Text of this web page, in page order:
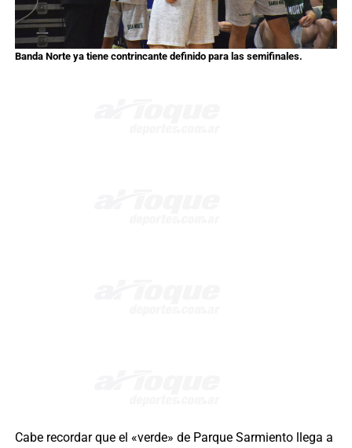
Banda Norte ya tiene contrincante definido para las semifinales.
Cabe recordar que el «verde» de Parque Sarmiento llega a